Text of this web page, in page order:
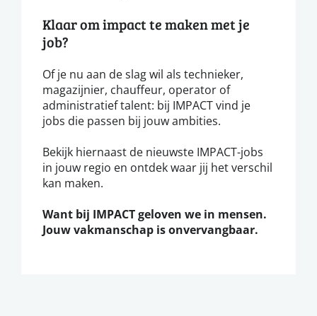
Klaar om impact te maken met je
job?
Of je nu aan de slag wil als technieker,
magazijnier, chauffeur, operator of
administratief talent: bij IMPACT vind je
jobs die passen bij jouw ambities.
Bekijk hiernaast de nieuwste IMPACT-jobs
in jouw regio en ontdek waar jij het verschil
kan maken.
Want bij IMPACT geloven we in mensen.
Jouw vakmanschap is onvervangbaar.